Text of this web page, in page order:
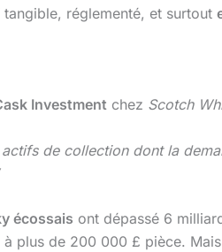
réglementé, et surtout
Investment chez Scotch
actifs de collection dont la
écossais ont dépassé 6
à plus de 200 000 £ pièce.